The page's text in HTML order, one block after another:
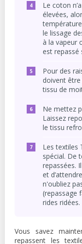
Le coton
élevées,
le lissage
à la vapeur
est repassé
Pour des
doivent être
tissu de
Ne mettez
Laissez
le tissu
Les textiles
spécial. De
repassées.
et
n'oubliez
(repassage
rides ridées.
Vous savez
repassent les